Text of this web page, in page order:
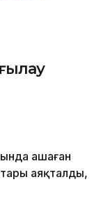
Қашаған
аяқталды,